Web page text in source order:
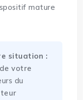
mature
situation :
votre
du